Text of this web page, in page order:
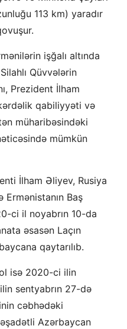
113 km) yaradır
işğalı altında
Qüvvələrin
Prezident İlham
qabiliyyəti və
müharibəsindəki
mümkün
İlham Əliyev, Rusiya
Baş
ci il noyabrın 10-da
əsasən Laçın
qaytarılıb.
isə 2020-ci ilin
sentyabrın 27-də
cəbhədəki
Azərbaycan